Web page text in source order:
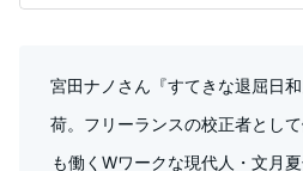
宮田ナノさん『すてきな退屈日
荷。フリーランスの校正者とし
も働くWワークな現代人・文月